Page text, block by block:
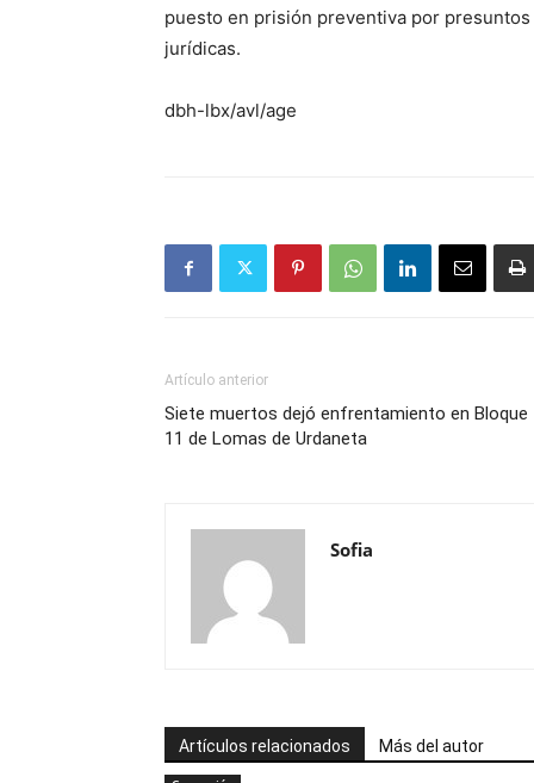
puesto en prisión preventiva por
jurídicas.
dbh-lbx/avl/age
Artículo anterior
Siete muertos dejó enfrentamiento en Bloque
11 de Lomas de Urdaneta
Sofia
Artículos relacionados Más del autor